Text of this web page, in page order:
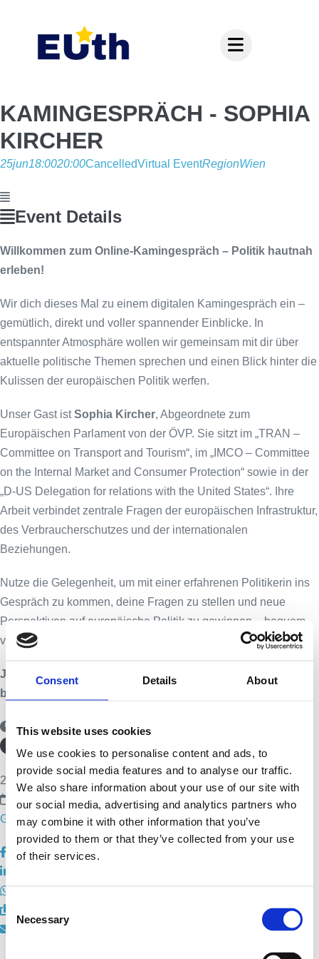
Consent Details About
This website uses cookies
We use cookies to personalise content and ads, to
provide social media features and to analyse our traffic.
We also share information about your use of our site with
our social media, advertising and analytics partners who
may combine it with other information that you’ve
provided to them or that they’ve collected from your use
of their services.
Consent
Selection
Necessary
KAMINGESPRÄCH - SOPHIA
KIRCHER
25jun18:0020:00CancelledVirtual EventRegionWien
Event Details
Willkommen zum Online-Kamingespräch – Politik hautnah
erleben!
Wir dich dieses Mal zu einem digitalen Kamingespräch ein –
gemütlich, direkt und voller spannender Einblicke. In
entspannter Atmosphäre wollen wir gemeinsam mit dir über
aktuelle politische Themen sprechen und einen Blick hinter die
Kulissen der europäischen Politik werfen.
Unser Gast istSophia Kircher, Abgeordnete zum
Europäischen Parlament von der ÖVP. Sie sitzt im „TRAN –
Committee on Transport and Tourism“, im „IMCO – Committee
on the Internal Market and Consumer Protection“ sowie in der
„D-US Delegation for relations with the United States“. Ihre
Arbeit verbindet zentrale Fragen der europäischen Infrastruktur,
des Verbraucherschutzes und der internationalen
Beziehungen.
Nutze die Gelegenheit, um mit einer erfahrenen Politikerin ins
Gespräch zu kommen, deine Fragen zu stellen und neue
Perspektiven auf europäische Politik zu gewinnen – bequem
von zuhause aus!
Jetzt anmelden und Platz sichern – wir freuen uns auf dich
beim nächsten digitalen Kamingespräch!
Time
25. June 2025
GoogleCal